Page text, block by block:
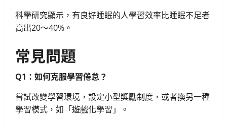
科學研究顯示，有良好睡眠的人學習效率比睡眠不足者
高出20～40%。
常見問題
Q1：如何克服學習倦怠？
嘗試改變學習環境，設定小型獎勵制度，或者換另一種
學習模式，如「遊戲化學習」。